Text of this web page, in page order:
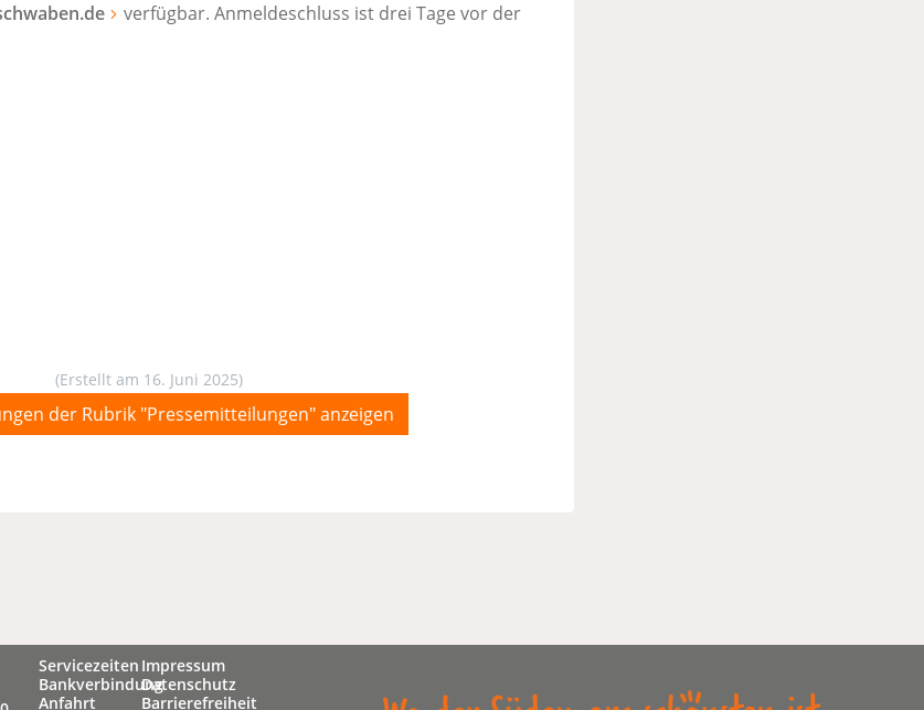
verfügbar. Anmeldeschluss ist drei Tage vor der
(Erstellt am 16. Juni 2025)
der Rubrik "Pressemitteilungen" anzeigen
Servicezeiten
Bankverbindung
Anfahrt
Impressum
Datenschutz
Barrierefreiheit